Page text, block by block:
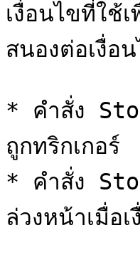
เงื่อนไขที่ใช้
สนองต่อเงื่อ
* คำสั่ง
ถูกทริกเกอร์
* คำสั่ง
ล่วงหน้าเมื่อ